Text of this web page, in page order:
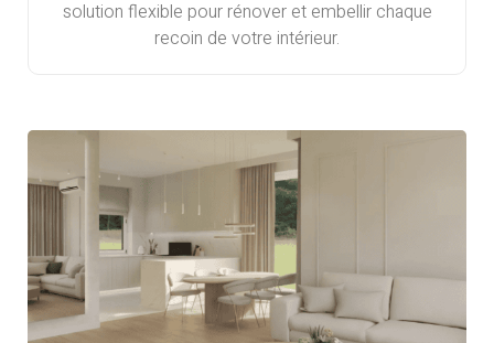
solution flexible pour rénover et embellir chaque
recoin de votre intérieur.